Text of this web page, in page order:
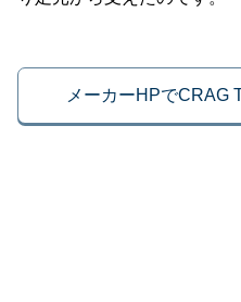
メーカーHPでCRAG